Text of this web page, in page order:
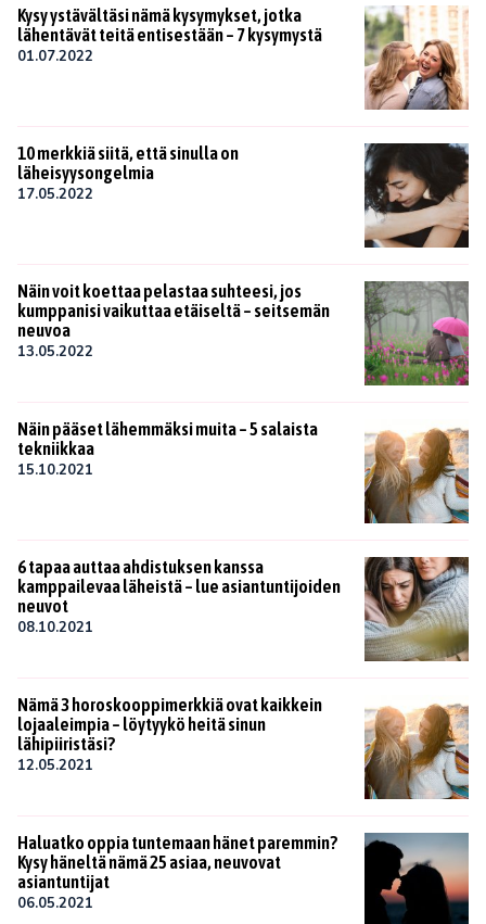
Kysy ystävältäsi nämä kysymykset, jotka
lähentävät teitä entisestään – 7 kysymystä
01.07.2022
10 merkkiä siitä, että sinulla on
läheisyysongelmia
17.05.2022
Näin voit koettaa pelastaa suhteesi, jos
kumppanisi vaikuttaa etäiseltä – seitsemän
neuvoa
13.05.2022
Näin pääset lähemmäksi muita – 5 salaista
tekniikkaa
15.10.2021
6 tapaa auttaa ahdistuksen kanssa
kamppailevaa läheistä – lue asiantuntijoiden
neuvot
08.10.2021
Nämä 3 horoskooppimerkkiä ovat kaikkein
lojaaleimpia – löytyykö heitä sinun
lähipiiristäsi?
12.05.2021
Haluatko oppia tuntemaan hänet paremmin?
Kysy häneltä nämä 25 asiaa, neuvovat
asiantuntijat
06.05.2021